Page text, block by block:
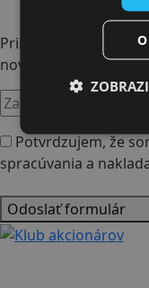
Prihláste sa na odber
noviniek Klubu
Potvrdzujem, že
spracúvania a
Odoslať formulár